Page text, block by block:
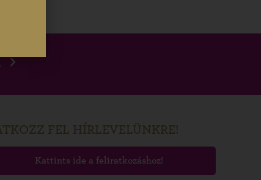
FEL HÍRLEVELÜNKRE!
Kattints ide a feliratkozáshoz!